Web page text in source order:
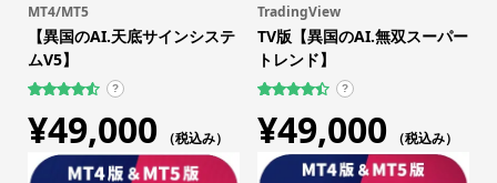
MT4/MT5
【異国のAI.天底サインシステ
ムV5】
者評価に
基づく5段
うち、
点
?
¥49,000 （税込み）
TradingView
TV版【異国のAI.無双スーパー
トレンド】
者評価に
基づく5段
うち、
4.47
点
?
¥49,000 （税込み）